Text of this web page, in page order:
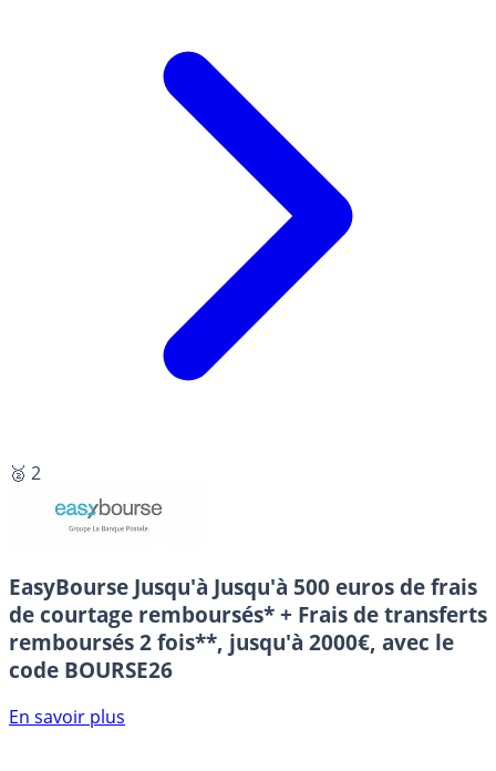
🥈 2
EasyBourse Jusqu'à Jusqu'à 500 euros de frais
de courtage remboursés* + Frais de transferts
remboursés 2 fois**, jusqu'à 2000€, avec le
code BOURSE26
En savoir plus